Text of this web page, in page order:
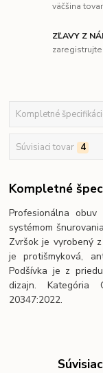
väčšina
ZĽAVY Z
Kompletné
Súvisiaci tovar 4
Kompletné
Profesionálna
systémom
Zvršok je vyrobený
je protišmyková,
Podšívka je z
dizajn. Kategória
20347:2022.